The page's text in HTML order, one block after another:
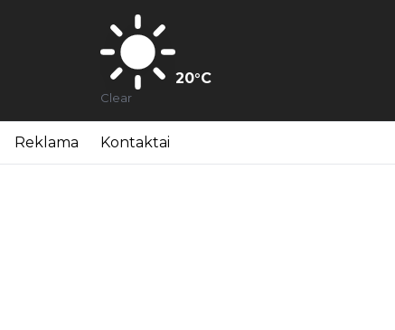
20°C
Clear
Reklama Kontaktai